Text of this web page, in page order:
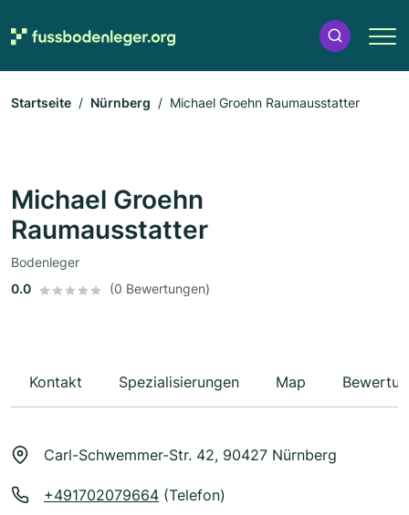
Startseite Nürnberg Michael Groehn Raumausstatter
Michael Groehn
Raumausstatter
Bodenleger
0.0
(0 Bewertungen)
Kontakt Spezialisierungen Map
Carl-Schwemmer-Str. 42, 90427 Nürnberg
+491702079664 (Telefon)